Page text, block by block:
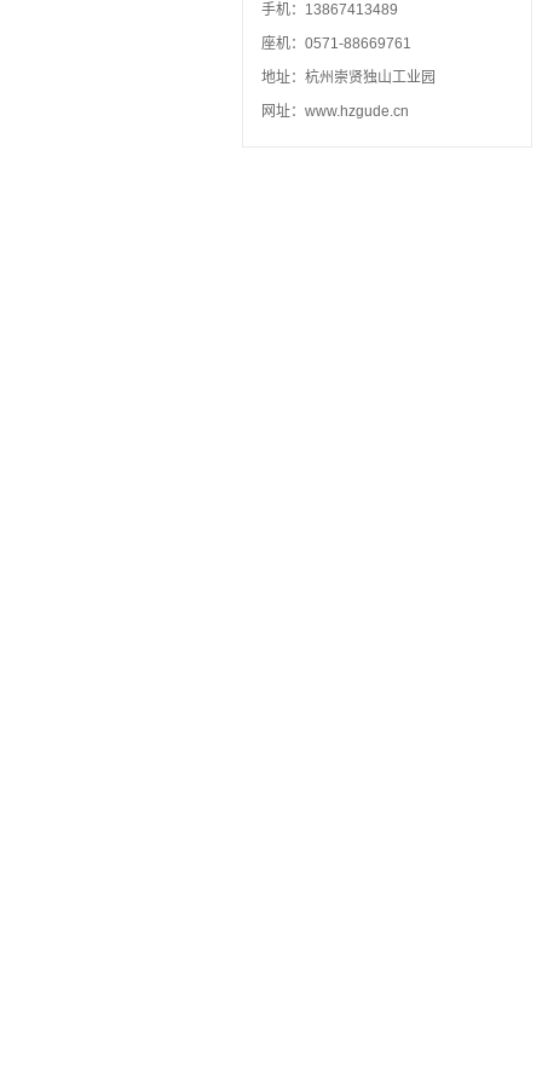
手机：13867413489
座机：0571-88669761
地址：杭州崇贤独山工业园
网址：www.hzgude.cn